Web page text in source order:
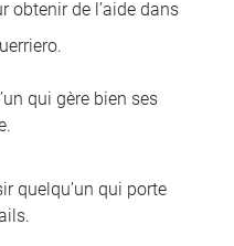
obtenir de l’aide dans
qui gère bien ses
quelqu’un qui porte